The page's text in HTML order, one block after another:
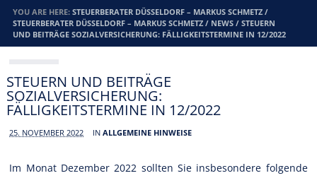
YOU ARE HERE:STEUERBERATER DÜSSELDORF – MARKUS SCHMETZ /
STEUERBERATER DÜSSELDORF – MARKUS SCHMETZ / NEWS /STEUERN
UND BEITRÄGE SOZIALVERSICHERUNG: FÄLLIGKEITSTERMINE IN 12/2022
STEUERN UND BEITRÄGE
SOZIALVERSICHERUNG:
FÄLLIGKEITSTERMINE IN 12/2022
25. NOVEMBER 2022 INALLGEMEINE HINWEISE
Im Monat Dezember 2022 sollten Sie insbesondere folgende